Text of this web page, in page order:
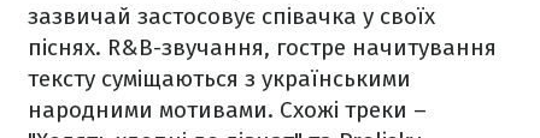
зазвичай застосовує співачка у своїх
піснях. R&B-звучання, гостре начитування
тексту суміщаються з українськими
народними мотивами. Схожі треки –